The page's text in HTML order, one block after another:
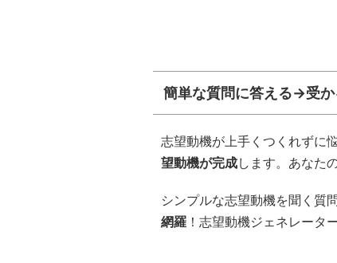
簡単な質問に答える→受か
志望動機が上手くつくれずに
望動機が完成します。あなた
シンプルな志望動機を聞く質
網羅 ！志望動機ジェネレータ